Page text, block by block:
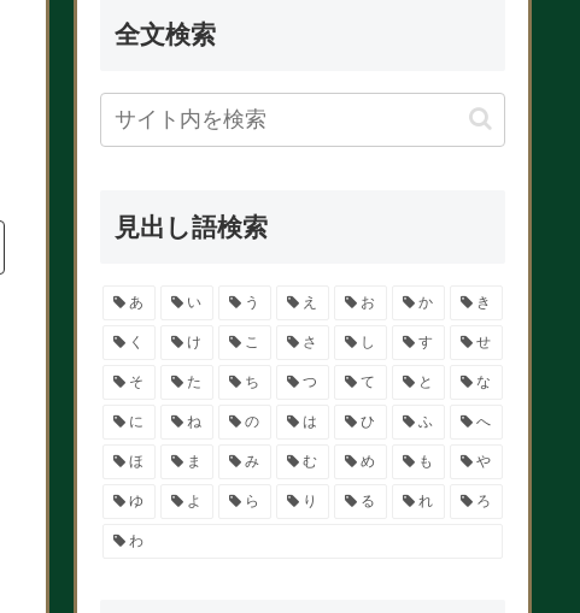
全文検索
見出し語検索
あ い う え お か き
く け こ さ し す せ
そ た ち つ て と な
に ね の は ひ ふ へ
ほ ま み む め も や
ゆ よ ら り る れ ろ
わ